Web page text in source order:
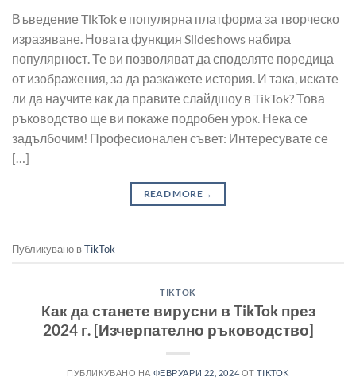
Въведение TikTok е популярна платформа за творческо
изразяване. Новата функция Slideshows набира
популярност. Те ви позволяват да споделяте поредица
от изображения, за да разкажете история. И така, искате
ли да научите как да правите слайдшоу в TikTok? Това
ръководство ще ви покаже подробен урок. Нека се
задълбочим! Професионален съвет: Интересувате се
[…]
READ MORE→
Публикувано вTikTok
TIKTOK
Как да станете вирусни в TikTok през
2024 г. [Изчерпателно ръководство]
ПУБЛИКУВАНО НА ФЕВРУАРИ 22, 2024 ОТTIKTOK